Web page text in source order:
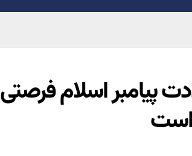
پیامبر اسلام فرصتی
است